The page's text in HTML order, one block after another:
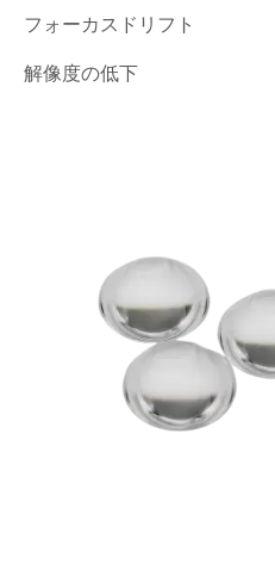
フォーカスドリフト
解像度の低下